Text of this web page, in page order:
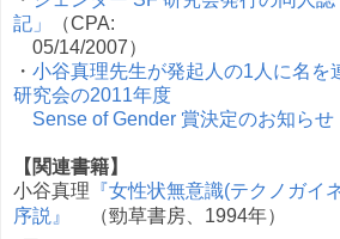
記」
（CPA:
05/14/2007）
・ 小谷真理先生が発起人の1人に名を
研究会の2011年度
Sense of Gender 賞決定のお知らせ
【関連書籍】
小谷真理 『女性状無意識(テクノガ
序説』
（勁草書房、1994年）